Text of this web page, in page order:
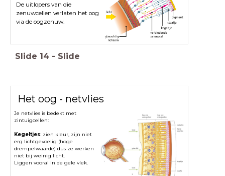
De uitlopers van die
zenuwcellen verlaten het oog
via de oogzenuw.
Slide 14 - Slide
Het oog - netvlies
Je netvlies is bedekt met
zintuigcellen:
Kegeltjes: zien kleur, zijn niet
erg lichtgevoelig (hoge
drempelwaarde) dus ze werken
niet bij weinig licht.
Liggen vooral in de gele vlek.